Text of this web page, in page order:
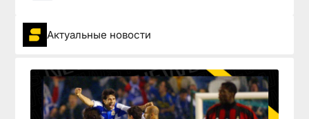
Актуальные новости